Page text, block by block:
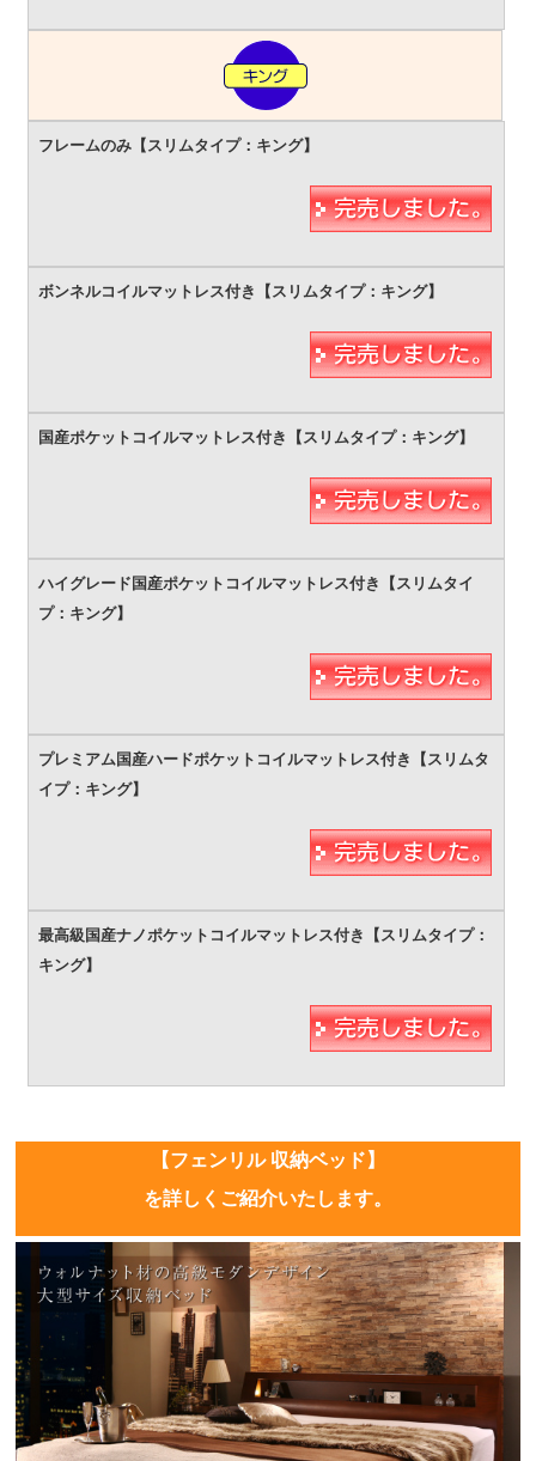
【フェンリル 収納ベッド】
を詳しくご紹介いたします。